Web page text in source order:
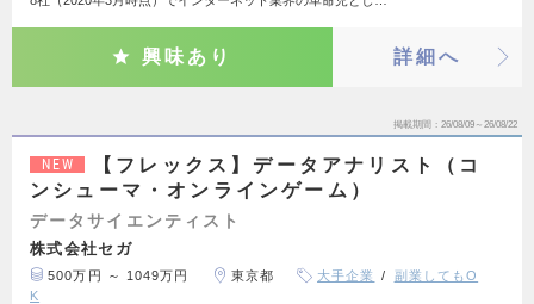
興味あり 詳細へ
掲載期間 26/08/09～26/08/22
NEW
【フレックス】データアナリスト（コ
ンシューマ・オンラインゲーム）
データサイエンティスト
株式会社セガ
500万円 ～ 1049万円 東京都 大手企業
副業してもO
K